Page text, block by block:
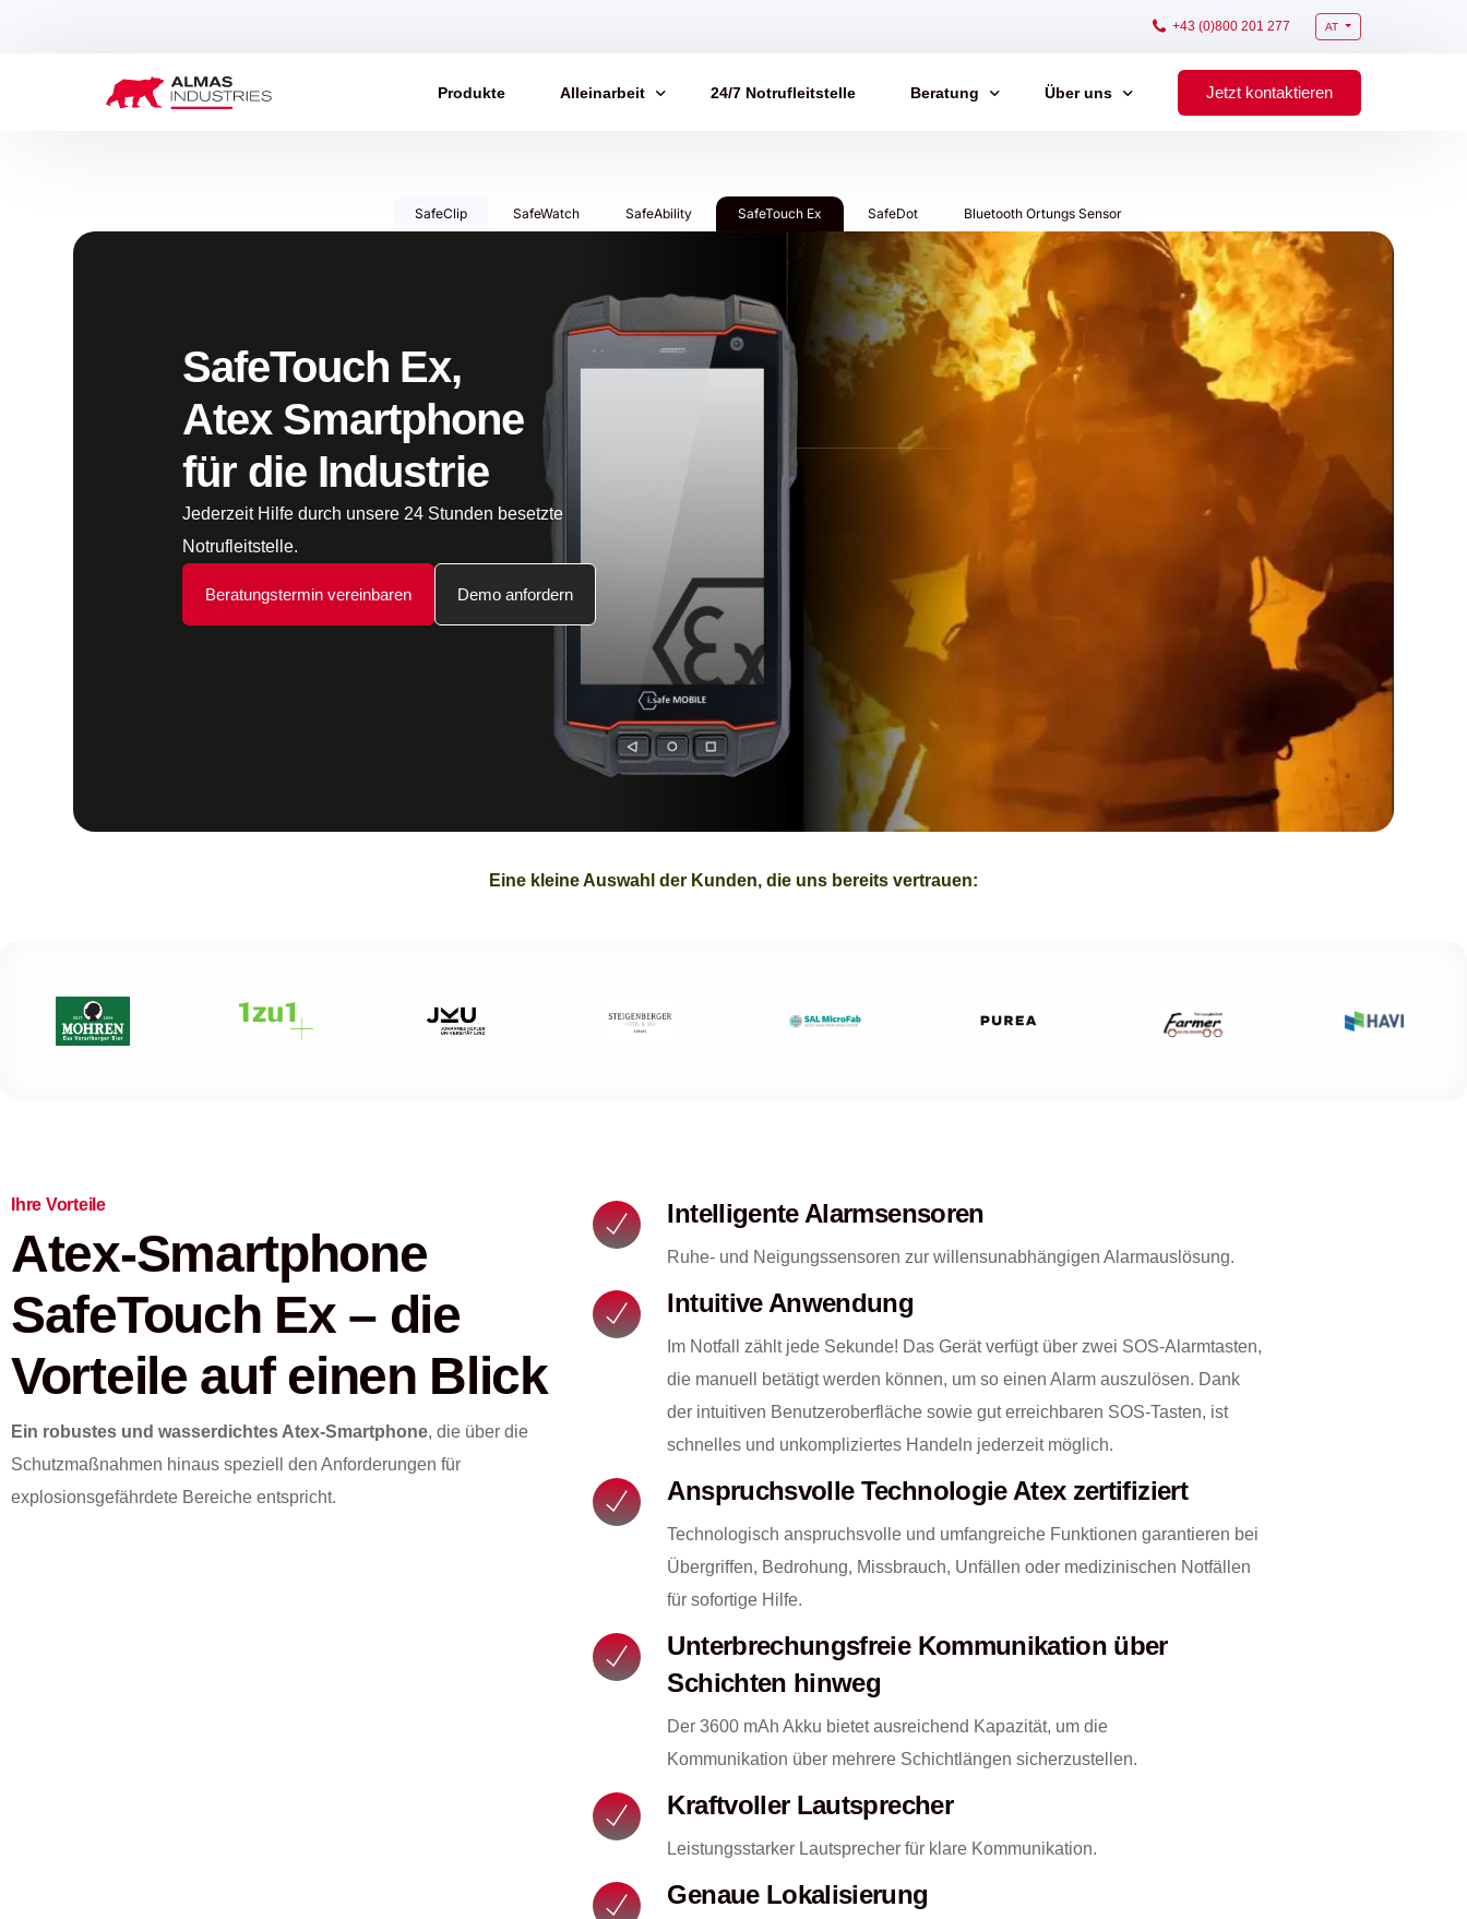
+43 (0)800 201 277 AT
Produkte Alleinarbeit 24/7 Notrufleitstelle Beratung
FAQs​
Testimonials
Totmannschaltung
Über uns Jetzt kontaktieren
SafeClip SafeWatch SafeAbility SafeTouch Ex SafeDot Bluetooth Ortungs Sensor
SafeTouch Ex,
Atex Smartphone
für die Industrie
Jederzeit Hilfe durch unsere 24 Stunden besetzte
Notrufleitstelle.
Beratungstermin vereinbaren Demo anfordern
Eine kleine Auswahl der Kunden, die uns bereits vertrauen:
Ihre Vorteile
Atex-Smartphone
SafeTouch Ex – die
Vorteile auf einen Blick
Ein robustes und wasserdichtes Atex-Smartphone, die über die
Schutzmaßnahmen hinaus speziell den Anforderungen für
explosionsgefährdete Bereiche entspricht.
Intelligente Alarmsensoren
Ruhe- und Neigungssensoren zur willensunabhängigen Alarmauslösung.
Intuitive Anwendung
Im Notfall zählt jede Sekunde! Das Gerät verfügt über zwei SOS-Alarmtasten,
die manuell betätigt werden können, um so einen Alarm auszulösen. Dank
der intuitiven Benutzeroberfläche sowie gut erreichbaren SOS-Tasten, ist
schnelles und unkompliziertes Handeln jederzeit möglich.
Anspruchsvolle Technologie Atex zertifiziert
Technologisch anspruchsvolle und umfangreiche Funktionen garantieren bei
Übergriffen, Bedrohung, Missbrauch, Unfällen oder medizinischen Notfällen
für sofortige Hilfe.
Unterbrechungsfreie Kommunikation über
Schichten hinweg
Der 3600 mAh Akku bietet ausreichend Kapazität, um die
Kommunikation über mehrere Schichtlängen sicherzustellen.
Kraftvoller Lautsprecher
Leistungsstarker Lautsprecher für klare Kommunikation.
Genaue Lokalisierung